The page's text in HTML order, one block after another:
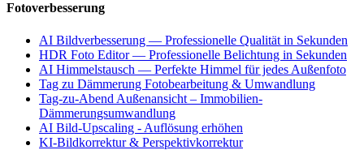
Fotoverbesserung
AI Bildverbesserung — Professionelle Qualität in Sekunden
HDR Foto Editor — Professionelle Belichtung in Sekunden
AI Himmelstausch — Perfekte Himmel für jedes Außenfoto
Tag zu Dämmerung Fotobearbeitung & Umwandlung
Tag-zu-Abend Außenansicht – Immobilien-
Dämmerungsumwandlung
AI Bild-Upscaling - Auflösung erhöhen
KI-Bildkorrektur & Perspektivkorrektur